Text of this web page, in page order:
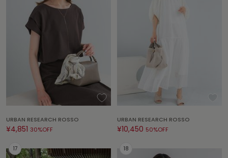
le coq sportif
ルコックスポルティフ
LeSportsac
レスポートサック
LILY BROWN
リリーブラウン
リリーブラウンランジェリー
リトルユニオン トウキョウ
URBAN RESEARCH ROSSO
¥4,851 30%OFF
URBAN RESEARCH ROSSO
¥10,450 50%OFF